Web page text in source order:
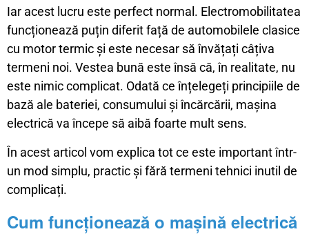
Iar acest lucru este perfect normal. Electromobilitatea
funcționează puțin diferit față de automobilele clasice
cu motor termic și este necesar să învățați câțiva
termeni noi. Vestea bună este însă că, în realitate, nu
este nimic complicat. Odată ce înțelegeți principiile de
bază ale bateriei, consumului și încărcării, mașina
electrică va începe să aibă foarte mult sens.
În acest articol vom explica tot ce este important într-
un mod simplu, practic și fără termeni tehnici inutil de
complicați.
Cum funcționează o mașină electrică